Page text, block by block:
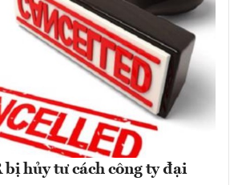
bị hủy tư cách công ty đại